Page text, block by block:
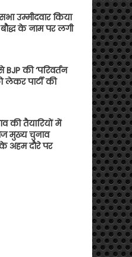
उम्मीदवार किया
बौद्ध के नाम पर लगी
की ‘परिवर्तन
लेकर पार्टी की
की तैयारियों में
मुख्य चुनाव
अहम दौरे पर